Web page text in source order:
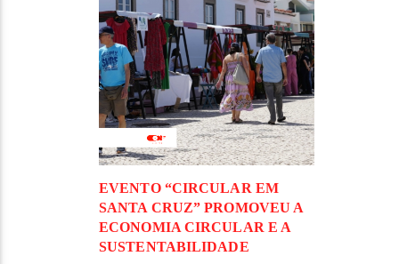
EVENTO “CIRCULAR EM
SANTA CRUZ” PROMOVEU A
ECONOMIA CIRCULAR E A
SUSTENTABILIDADE